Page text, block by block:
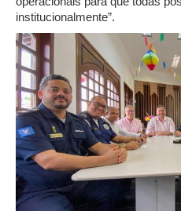
institucionalmente”.